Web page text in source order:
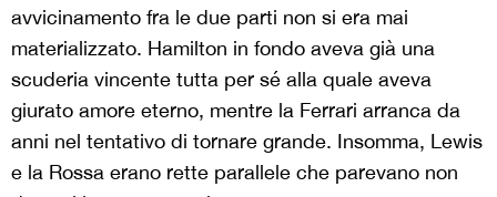
avvicinamento fra le due parti non si era mai
materializzato. Hamilton in fondo aveva già una
scuderia vincente tutta per sé alla quale aveva
giurato amore eterno, mentre la Ferrari arranca da
anni nel tentativo di tornare grande. Insomma, Lewis
e la Rossa erano rette parallele che parevano non